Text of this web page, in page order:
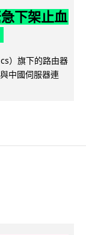
下架止血
）旗下的路由器
中國伺服器連